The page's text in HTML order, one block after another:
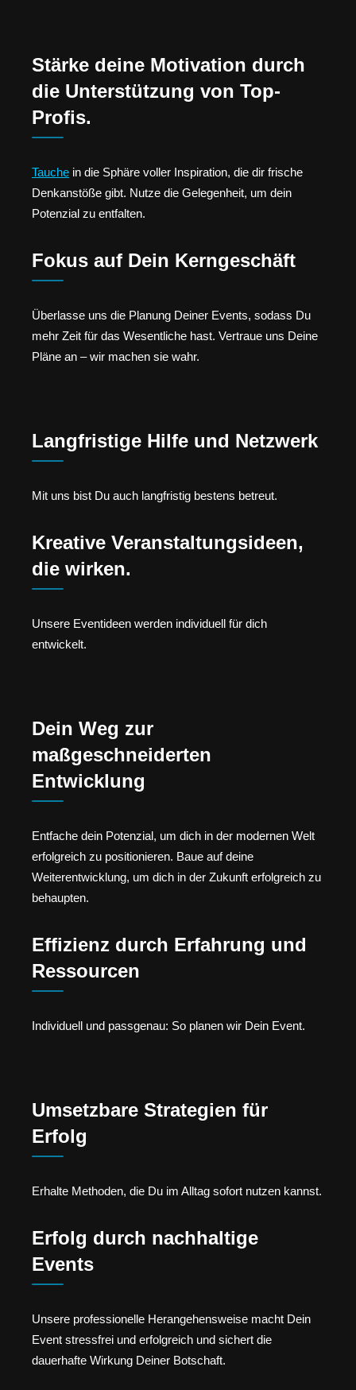
Stärke deine Motivation durch
die Unterstützung von Top-
Profis.
Tauche in die Sphäre voller Inspiration, die dir frische
Denkanstöße gibt. Nutze die Gelegenheit, um dein
Potenzial zu entfalten.
Fokus auf Dein Kerngeschäft
Überlasse uns die Planung Deiner Events, sodass Du
mehr Zeit für das Wesentliche hast. Vertraue uns Deine
Pläne an – wir machen sie wahr.
Langfristige Hilfe und Netzwerk
Mit uns bist Du auch langfristig bestens betreut.
Kreative Veranstaltungsideen,
die wirken.
Unsere Eventideen werden individuell für dich
entwickelt.
Dein Weg zur
maßgeschneiderten
Entwicklung
Entfache dein Potenzial, um dich in der modernen Welt
erfolgreich zu positionieren. Baue auf deine
Weiterentwicklung, um dich in der Zukunft erfolgreich zu
behaupten.
Effizienz durch Erfahrung und
Ressourcen
Individuell und passgenau: So planen wir Dein Event.
Umsetzbare Strategien für
Erfolg
Erhalte Methoden, die Du im Alltag sofort nutzen kannst.
Erfolg durch nachhaltige
Events
Unsere professionelle Herangehensweise macht Dein
Event stressfrei und erfolgreich und sichert die
dauerhafte Wirkung Deiner Botschaft.